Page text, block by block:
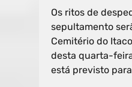
Os ritos de
sepultamento
Cemitério do
desta quarta-
está previsto